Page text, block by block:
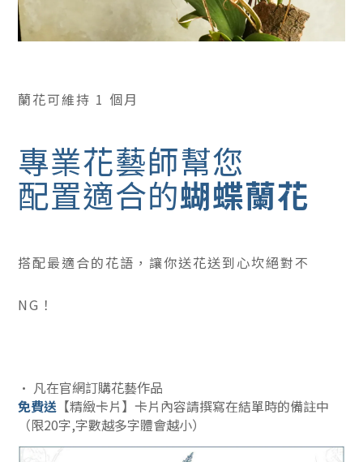
蘭花可維持 1 個月
專業花藝師幫您
配置適合的蝴蝶蘭花
搭配最適合的花語，讓你送花送到心坎絕對不
NG！
• 凡在官網訂購花藝作品
免費送 【精緻卡片】卡片內容請撰寫在結單時的備註中
（限20字,字數越多字體會越小）